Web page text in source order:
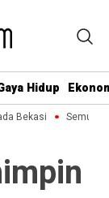
Hidup
Bekasi Semua